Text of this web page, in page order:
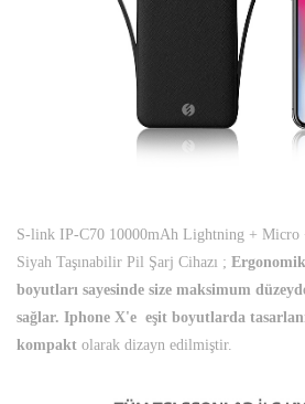
S-link IP-C70 10000mAh Lightning + Micro
Siyah Taşınabilir Pil Şarj Cihazı ; Ergonomik
boyutları sayesinde size maksimum
sağlar. Iphone X'e eşit boyutlarda
kompakt olarak dizayn edilmiştir.